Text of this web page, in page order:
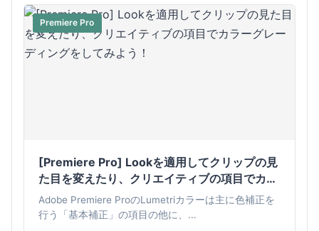
Premiere Pro
[Premiere Pro] Lookを適用してクリップの見
た目を変えたり、クリエイティブの項目でカラ
ーグレーディングをしてみよう！
Adobe Premiere ProのLumetriカラーは主に色補正を
行う「基本補正」の項目の他に、...